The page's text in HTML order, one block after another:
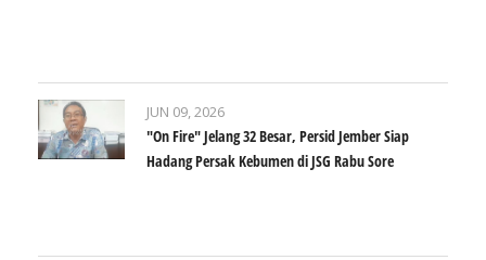
JUN 09, 2026
​"On Fire" Jelang 32 Besar, Persid Jember Siap
Hadang Persak Kebumen di JSG Rabu Sore